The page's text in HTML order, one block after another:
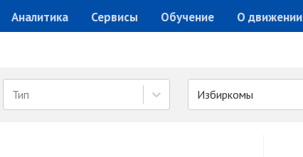
Аналитика Сервисы Обучение О движении
Тип Избиркомы